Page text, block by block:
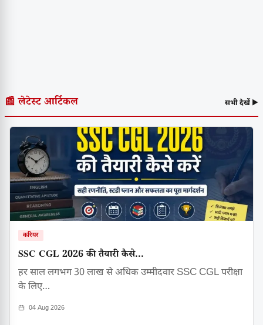
📰 लेटेस्ट आर्टिकल सभी देखें ▶
करियर
SSC CGL 2026 की तैयारी कैसे...
हर साल लगभग 30 लाख से अधिक उम्मीदवार SSC CGL परीक्षा
के लिए…
04 Aug 2026